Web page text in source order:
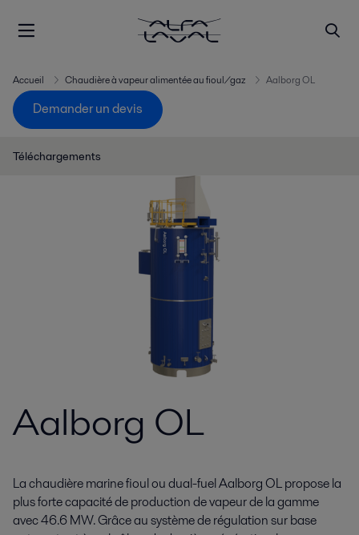
Accueil Chaudière à vapeur alimentée au fioul/gaz Aalborg OL
Demander un devis
Téléchargements
Aalborg OL
La chaudière marine fioul ou dual-fuel Aalborg OL propose la
plus forte capacité de production de vapeur de la gamme
avec 46.6 MW. Grâce au système de régulation sur base